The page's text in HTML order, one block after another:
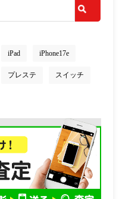
iPad iPhone17e
プレステ スイッチ